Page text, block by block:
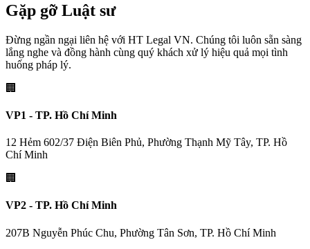
Gặp gỡ Luật sư
Đừng ngần ngại liên hệ với HT Legal VN. Chúng tôi luôn sẵn sàng
lắng nghe và đồng hành cùng quý khách xử lý hiệu quả mọi tình
huống pháp lý.
🏢
VP1 - TP. Hồ Chí Minh
12 Hẻm 602/37 Điện Biên Phủ, Phường Thạnh Mỹ Tây, TP. Hồ
Chí Minh
🏢
VP2 - TP. Hồ Chí Minh
207B Nguyễn Phúc Chu, Phường Tân Sơn, TP. Hồ Chí Minh